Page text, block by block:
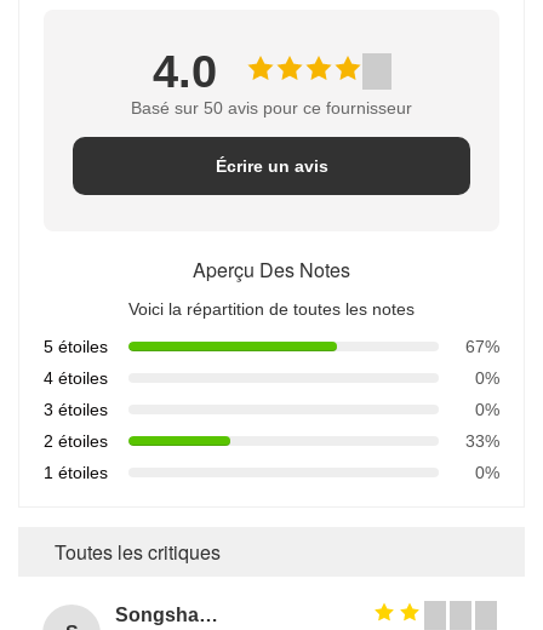
4.0
Basé sur 50 avis pour ce fournisseur
Écrire un avis
Aperçu Des Notes
Voici la répartition de toutes les notes
5 étoiles
67%
4 étoiles
0%
3 étoiles
0%
2 étoiles
33%
1 étoiles
0%
Toutes les critiques
Songshang